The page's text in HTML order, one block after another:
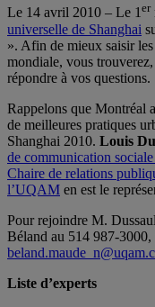
Le 14 avril 2010 – Le 1er
universelle de Shanghai
». Afin de mieux saisir
mondiale, vous trouverez,
répondre à vos questions.
Rappelons que Montréal
de meilleures pratiques
Shanghai 2010. Louis
de communication
Chaire de relations
l’UQAM en est le
Pour rejoindre M.
Béland au 514 987-3000,
Liste d’experts